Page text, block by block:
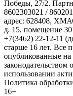
Победы, 27/2.
8602303021 /
адрес: 628408,
д. 15, помещение
+7(3462) 22-12-11
старше 16 лет. Все
опубликованные на
использовании
Политика
16+